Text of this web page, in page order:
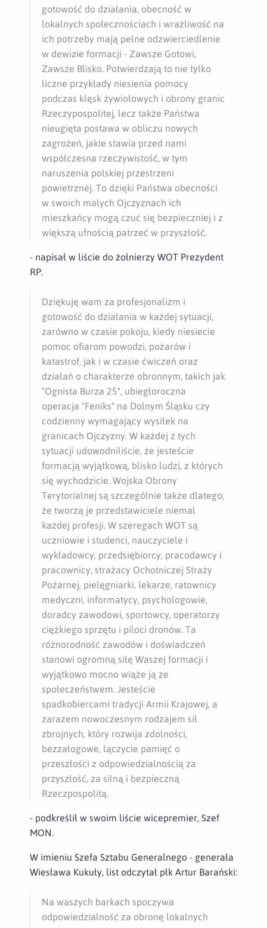
gotowość do działania, obecność w
lokalnych społecznościach i wrażliwość na
ich potrzeby mają pełne odzwierciedlenie
w dewizie formacji - Zawsze Gotowi,
Zawsze Blisko. Potwierdzają to nie tylko
liczne przykłady niesienia pomocy
podczas klęsk żywiołowych i obrony granic
Rzeczypospolitej, lecz także Państwa
nieugięta postawa w obliczu nowych
zagrożeń, jakie stawia przed nami
współczesna rzeczywistość, w tym
naruszenia polskiej przestrzeni
powietrznej. To dzięki Państwa obecności
w swoich małych Ojczyznach ich
mieszkańcy mogą czuć się bezpieczniej i z
większą ufnością patrzeć w przyszłość.
- napisał w liście do żołnierzy WOT Prezydent
RP.
Dziękuję wam za profesjonalizm i
gotowość do działania w każdej sytuacji,
zarówno w czasie pokoju, kiedy niesiecie
pomoc ofiarom powodzi, pożarów i
katastrof, jak i w czasie ćwiczeń oraz
działań o charakterze obronnym, takich jak
"Ognista Burza 25", ubiegłoroczna
operacja "Feniks" na Dolnym Śląsku czy
codzienny wymagający wysiłek na
granicach Ojczyzny. W każdej z tych
sytuacji udowodniliście, że jesteście
formacją wyjątkową, blisko ludzi, z których
się wychodzicie. Wojska Obrony
Terytorialnej są szczególnie także dlatego,
że tworzą je przedstawiciele niemal
każdej profesji. W szeregach WOT są
uczniowie i studenci, nauczyciele i
wykładowcy, przedsiębiorcy, pracodawcy i
pracownicy, strażacy Ochotniczej Straży
Pożarnej, pielęgniarki, lekarze, ratownicy
medyczni, informatycy, psychologowie,
doradcy zawodowi, sportowcy, operatorzy
ciężkiego sprzętu i piloci dronów. Ta
różnorodność zawodów i doświadczeń
stanowi ogromną siłę Waszej formacji i
wyjątkowo mocno wiąże ją ze
społeczeństwem. Jesteście
spadkobiercami tradycji Armii Krajowej, a
zarazem nowoczesnym rodzajem sił
zbrojnych, który rozwija zdolności,
bezzałogowe, łączycie pamięć o
przeszłości z odpowiedzialnością za
przyszłość, za silną i bezpieczną
Rzeczpospolitą.
- podkreślił w swoim liście wicepremier, Szef
MON.
W imieniu Szefa Sztabu Generalnego - generała
Wiesława Kukuły, list odczytał płk Artur Barański:
Na waszych barkach spoczywa
odpowiedzialność za obronę lokalnych